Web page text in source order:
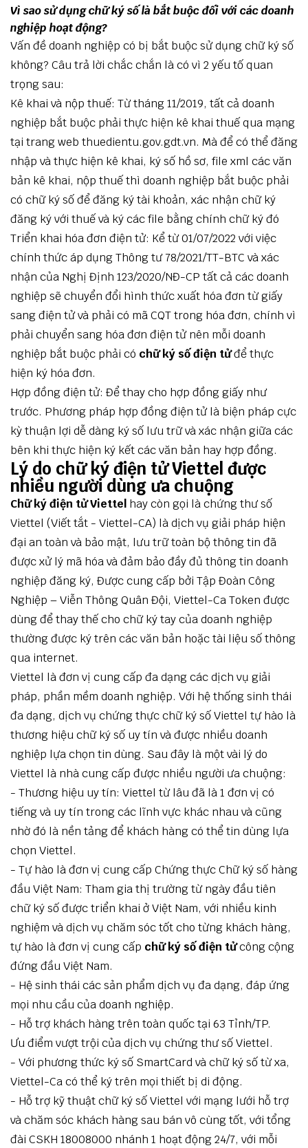
Vì sao sử dụng chữ ký số là bắt buộc đối với các doanh
nghiệp hoạt động?
Vấn đề doanh nghiệp có bị bắt buộc sử dụng chữ ký số
không? Câu trả lời chắc chắn là có vì 2 yếu tố quan
trọng sau:
Kê khai và nộp thuế: Từ tháng 11/2019, tất cả doanh
nghiệp bắt buộc phải thực hiện kê khai thuế qua mạng
tại trang web thuedientu.gov.gdt.vn. Mà để có thể đăng
nhập và thực hiện kê khai, ký số hồ sơ, file xml các văn
bản kê khai, nộp thuế thì doanh nghiệp bắt buộc phải
có chữ ký số để đăng ký tài khoản, xác nhận chữ ký
đăng ký với thuế và ký các file bằng chính chữ ký đó
Triển khai hóa đơn điện tử: Kể từ 01/07/2022 với việc
chính thức áp dụng Thông tư 78/2021/TT-BTC và xác
nhận của Nghị Định 123/2020/NĐ-CP tất cả các doanh
nghiệp sẽ chuyển đổi hình thức xuất hóa đơn từ giấy
sang điện tử và phải có mã CQT trong hóa đơn, chính vì
phải chuyển sang hóa đơn điện tử nên mỗi doanh
nghiệp bắt buộc phải có chữ ký số điện tửđể thực
hiện ký hóa đơn.
Hợp đồng điện tử: Để thay cho hợp đồng giấy như
trước. Phương pháp hợp đồng điện tử là biện pháp cực
kỳ thuận lợi dễ dàng ký số lưu trữ và xác nhận giữa các
bên khi thực hiện ký kết các văn bản hay hợp đồng.
Lý do chữ ký điện tử Viettel được
nhiều người dùng ưa chuộng
Chữ ký điện tử Viettel hay còn gọi là chứng thư số
Viettel (Viết tắt - Viettel-CA) là dịch vụ giải pháp hiện
đại an toàn và bảo mật, lưu trữ toàn bộ thông tin đã
được xử lý mã hóa và đảm bảo đầy đủ thông tin doanh
nghiệp đăng ký, Được cung cấp bởi Tập Đoàn Công
Nghiệp – Viễn Thông Quân Đội, Viettel-Ca Token được
dùng để thay thế cho chữ ký tay của doanh nghiệp
thường được ký trên các văn bản hoặc tài liệu số thông
qua internet.
Viettel là đơn vị cung cấp đa dạng các dịch vụ giải
pháp, phần mềm doanh nghiệp. Với hệ thống sinh thái
đa dạng, dịch vụ chứng thực chữ ký số Viettel tự hào là
thương hiệu chữ ký số uy tín và được nhiều doanh
nghiệp lựa chọn tin dùng. Sau đây là một vài lý do
Viettel là nhà cung cấp được nhiều người ưa chuộng:
- Thương hiệu uy tín: Viettel từ lâu đã là 1 đơn vị có
tiếng và uy tín trong các lĩnh vực khác nhau và cũng
nhờ đó là nền tảng để khách hàng có thể tin dùng lựa
chọn Viettel.
- Tự hào là đơn vị cung cấp Chứng thực Chữ ký số hàng
đầu Việt Nam: Tham gia thị trường từ ngày đầu tiên
chữ ký số được triển khai ở Việt Nam, với nhiều kinh
nghiệm và dịch vụ chăm sóc tốt cho từng khách hàng,
tự hào là đơn vị cung cấp chữ ký số điện tửcông cộng
đứng đầu Việt Nam.
- Hệ sinh thái các sản phẩm dịch vụ đa dạng, đáp ứng
mọi nhu cầu của doanh nghiệp.
- Hỗ trợ khách hàng trên toàn quốc tại 63 Tỉnh/TP.
Ưu điểm vượt trội của dịch vụ chứng thư số Viettel.
- Với phương thức ký số SmartCard và chữ ký số từ xa,
Viettel-Ca có thể ký trên mọi thiết bị di động.
- Hỗ trợ kỹ thuật chữ ký số Viettel với mạng lưới hỗ trợ
và chăm sóc khách hàng sau bán vô cùng tốt, với tổng
đài CSKH 18008000 nhánh 1 hoạt động 24/7, với mỗi